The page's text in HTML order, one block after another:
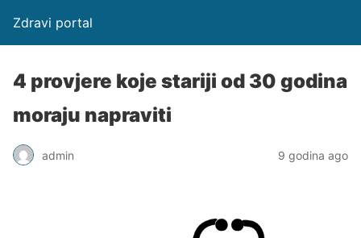
Zdravi portal
4 provjere koje stariji od 30 godina
moraju napraviti
admin 9 godina ago